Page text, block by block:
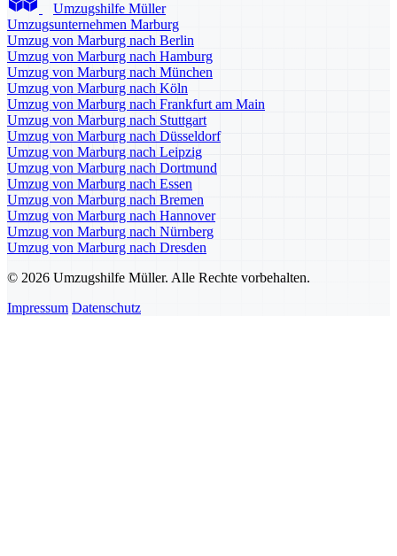
Umzugshilfe Müller
Umzugsunternehmen Marburg
Umzug von Marburg nach Berlin
Umzug von Marburg nach Hamburg
Umzug von Marburg nach München
Umzug von Marburg nach Köln
Umzug von Marburg nach Frankfurt am Main
Umzug von Marburg nach Stuttgart
Umzug von Marburg nach Düsseldorf
Umzug von Marburg nach Leipzig
Umzug von Marburg nach Dortmund
Umzug von Marburg nach Essen
Umzug von Marburg nach Bremen
Umzug von Marburg nach Hannover
Umzug von Marburg nach Nürnberg
Umzug von Marburg nach Dresden
© 2026 Umzugshilfe Müller. Alle Rechte vorbehalten.
Impressum Datenschutz